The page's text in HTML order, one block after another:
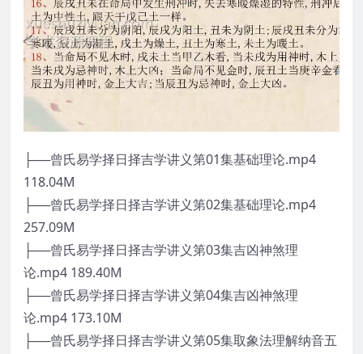
├──曾氏易学择日择吉学讲义第01集基础理论.mp4
118.04M
├──曾氏易学择日择吉学讲义第02集基础理论.mp4
257.09M
├──曾氏易学择日择吉学讲义第03集吉凶神煞理
论.mp4 189.40M
├──曾氏易学择日择吉学讲义第04集吉凶神煞理
论.mp4 173.10M
├──曾氏易学择日择吉学讲义第05集取象法理解纳音五